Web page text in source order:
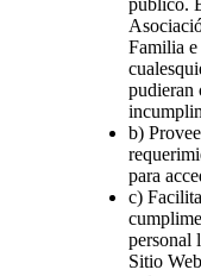
público.
Familia e
pudieran
b)
para
c)
personal
Sitio